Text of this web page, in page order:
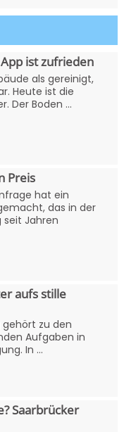
ist zufrieden
als gereinigt,
Heute ist die
Der Boden ...
Preis
hat ein
das in der
seit Jahren
aufs stille
zu den
Aufgaben in
In ...
Saarbrücker